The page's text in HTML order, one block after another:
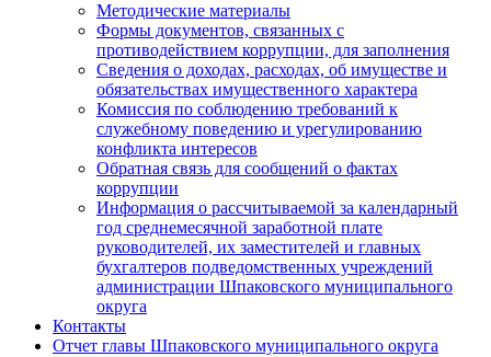
Методические материалы
Формы документов, связанных с
противодействием коррупции, для заполнения
Сведения о доходах, расходах, об имуществе и
обязательствах имущественного характера
Комиссия по соблюдению требований к
служебному поведению и урегулированию
конфликта интересов
Обратная связь для сообщений о фактах
коррупции
Информация о рассчитываемой за календарный
год среднемесячной заработной плате
руководителей, их заместителей и главных
бухгалтеров подведомственных учреждений
администрации Шпаковского муниципального
округа
Контакты
Отчет главы Шпаковского муниципального округа